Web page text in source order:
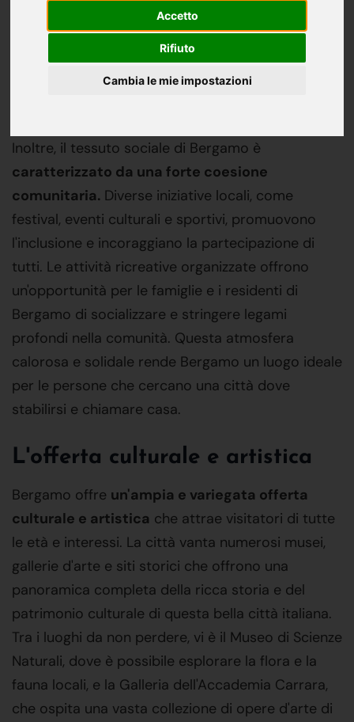
Accetto
Rifiuto
Cambia le mie impostazioni
facendoti sentire a casa fin dal primo momento.
Non importa se sei un turista in cerca di
informazioni o un nuovo arrivato che cerca
indicazioni, gli abitanti di Bergamo sono sempre
Inoltre, il tessuto sociale di Bergamo è
caratterizzato da una forte coesione
comunitaria. Diverse iniziative locali, come
festival, eventi culturali e sportivi, promuovono
l'inclusione e incoraggiano la partecipazione di
tutti. Le attività ricreative organizzate offrono
un'opportunità per le famiglie e i residenti di
Bergamo di socializzare e stringere legami
profondi nella comunità. Questa atmosfera
calorosa e solidale rende Bergamo un luogo ideale
per le persone che cercano una città dove
stabilirsi e chiamare casa.
L'offerta culturale e artistica
Bergamo offre un'ampia e variegata offerta
culturale e artistica che attrae visitatori di tutte
le età e interessi. La città vanta numerosi musei,
gallerie d'arte e siti storici che offrono una
panoramica completa della ricca storia e del
patrimonio culturale di questa bella città italiana.
Tra i luoghi da non perdere, vi è il Museo di Scienze
Naturali, dove è possibile esplorare la flora e la
fauna locali, e la Galleria dell'Accademia Carrara,
che ospita una vasta collezione di opere d'arte di